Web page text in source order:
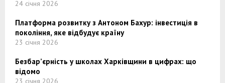
24 січня 2026
Платформа розвитку з Антоном Бахур: інвестиція в
покоління, яке відбудує країну
23 січня 2026
Безбар’єрність у школах Харківщини в цифрах: що
відомо
23 січня 2026